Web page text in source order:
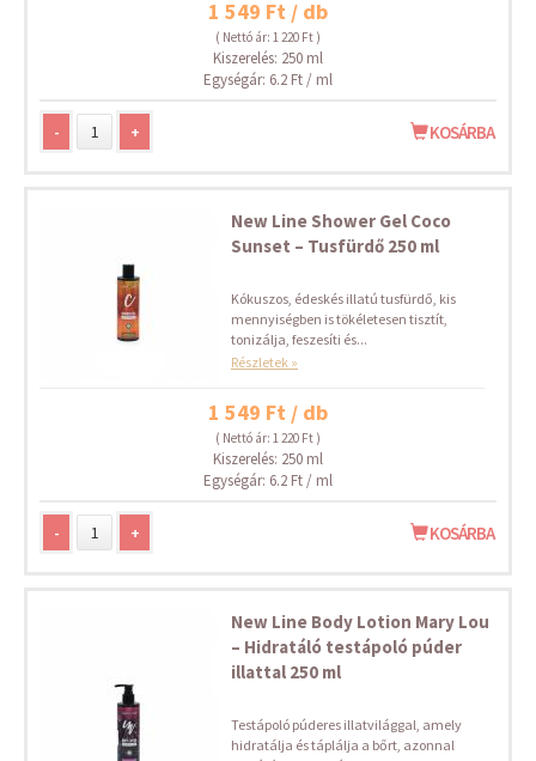
1 549 Ft / db
( Nettó ár: 1 220 Ft )
Kiszerelés: 250 ml
Egységár: 6.2 Ft / ml
- + KOSÁRBA
New Line Shower Gel Coco
Sunset – Tusfürdő 250 ml
Kókuszos, édeskés illatú tusfürdő, kis
mennyiségben is tökéletesen tisztít,
tonizálja, feszesíti és...
Részletek »
1 549 Ft / db
( Nettó ár: 1 220 Ft )
Kiszerelés: 250 ml
Egységár: 6.2 Ft / ml
- + KOSÁRBA
New Line Body Lotion Mary Lou
– Hidratáló testápoló púder
illattal 250 ml
Testápoló púderes illatvilággal, amely
hidratálja és táplálja a bőrt, azonnal